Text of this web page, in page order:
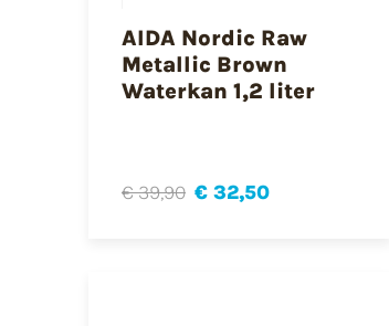
AIDA Nordic Raw
Metallic Brown
Waterkan 1,2 liter
€ 39,90 € 32,50